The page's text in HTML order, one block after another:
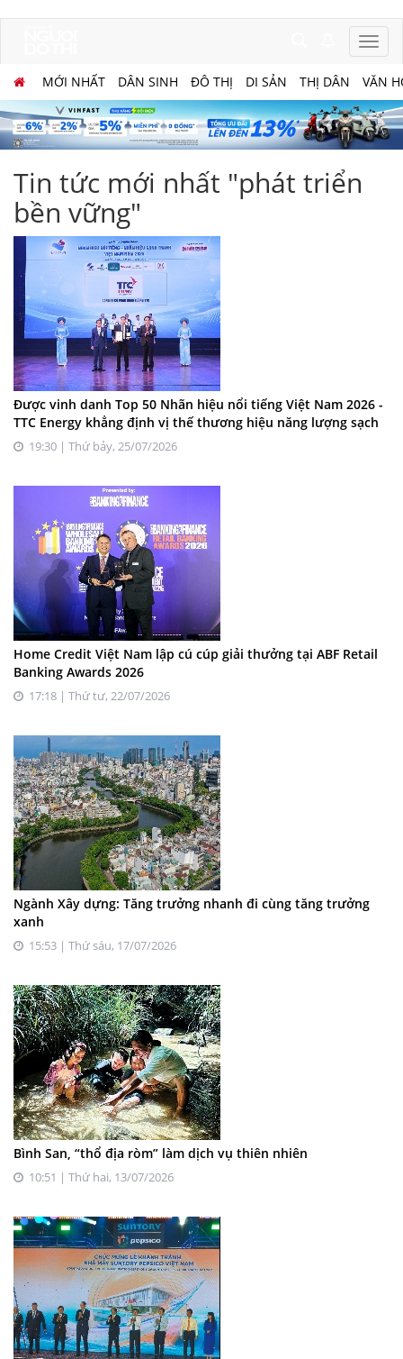
MỚI NHẤT DÂN SINH ĐÔ THỊ DI SẢN THỊ DÂN VĂN
Tin tức mới nhất "phát triển
bền vững"
Được vinh danh Top 50 Nhãn hiệu nổi tiếng Việt Nam 2026 -
TTC Energy khẳng định vị thế thương hiệu năng lượng sạch
19:30 | Thứ bảy, 25/07/2026
Home Credit Việt Nam lập cú cúp giải thưởng tại ABF Retail
Banking Awards 2026
17:18 | Thứ tư, 22/07/2026
Ngành Xây dựng: Tăng trưởng nhanh đi cùng tăng trưởng
xanh
15:53 | Thứ sáu, 17/07/2026
Bình San, “thổ địa ròm” làm dịch vụ thiên nhiên
10:51 | Thứ hai, 13/07/2026